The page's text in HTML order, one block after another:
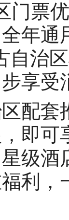
门票
年通
自治
享受
套
即可
级酒
利